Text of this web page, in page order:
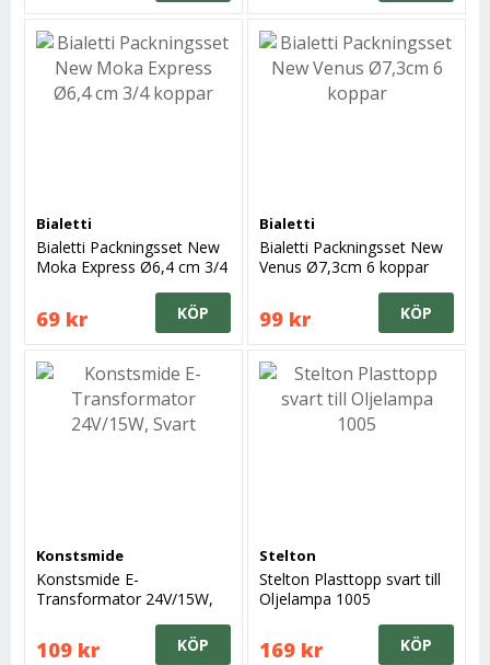
Bialetti
Bialetti Packningsset New
Moka Express Ø6,4 cm 3/4
69 kr KÖP
Bialetti
Bialetti Packningsset New
Venus Ø7,3cm 6 koppar
99 kr KÖP
Konstsmide
Konstsmide E-
Transformator 24V/15W,
109 kr KÖP
Stelton
Stelton Plasttopp svart till
Oljelampa 1005
169 kr KÖP